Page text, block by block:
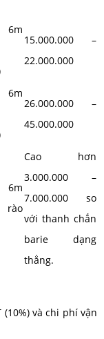
15.000.000 –
22.000.000
26.000.000 –
45.000.000
Cao hơn
3.000.000 –
7.000.000 so
với thanh chắn
barie dạng
thẳng.
và chi phí vận